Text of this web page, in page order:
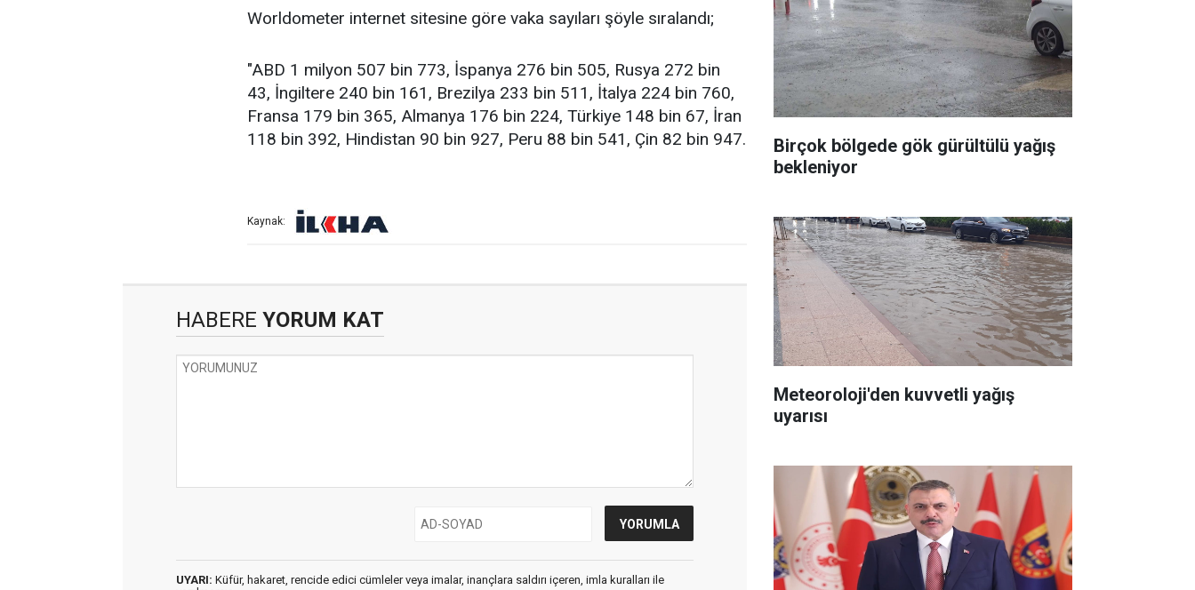
Worldometer internet sitesine göre vaka sayıları şöyle sıralandı;
"ABD 1 milyon 507 bin 773, İspanya 276 bin 505, Rusya 272 bin
43, İngiltere 240 bin 161, Brezilya 233 bin 511, İtalya 224 bin 760,
Fransa 179 bin 365, Almanya 176 bin 224, Türkiye 148 bin 67, İran
118 bin 392, Hindistan 90 bin 927, Peru 88 bin 541, Çin 82 bin 947.
Kaynak:
HABERE YORUM KAT
UYARI: Küfür, hakaret, rencide edici cümleler veya imalar, inançlara saldırı içeren, imla kuralları ile
Birçok bölgede gök gürültülü yağış
bekleniyor
Meteoroloji'den kuvvetli yağış
uyarısı